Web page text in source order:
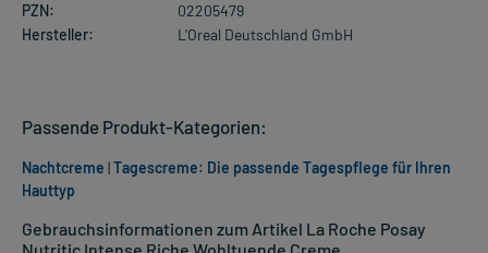
PZN:
02205479
Hersteller:
L'Oreal Deutschland GmbH
Gebrauchsinformationen zum Artikel La Roche Posay
Passende Produkt-Kategorien:
Nachtcreme |Tagescreme: Die passende Tagespflege für Ihren
Hauttyp